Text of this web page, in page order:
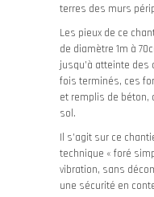
terres des murs
Les pieux de ce
de diamètre 1m à
jusqu’à atteinte des
fois terminés, ces
et remplis de béton,
sol.
Il s’agit sur ce
technique « foré
vibration, sans
une sécurité en